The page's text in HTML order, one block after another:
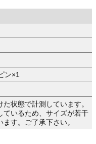
ン×1
た状態で計測しています。
ているため、サイズが若干
す。ご了承下さい。